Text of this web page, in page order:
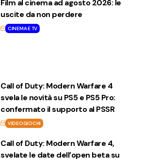
Film al cinema ad agosto 2026: le
uscite da non perdere
CINEMA E TV
Call of Duty: Modern Warfare 4
svela le novità su PS5 e PS5 Pro:
confermato il supporto al PSSR
VIDEOGIOCHI
Call of Duty: Modern Warfare 4,
svelate le date dell’open beta su